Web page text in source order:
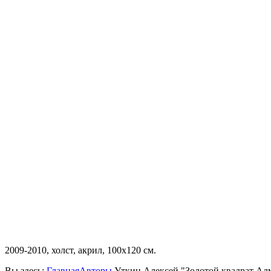
2009-2010, холст, акрил, 100х120 см.